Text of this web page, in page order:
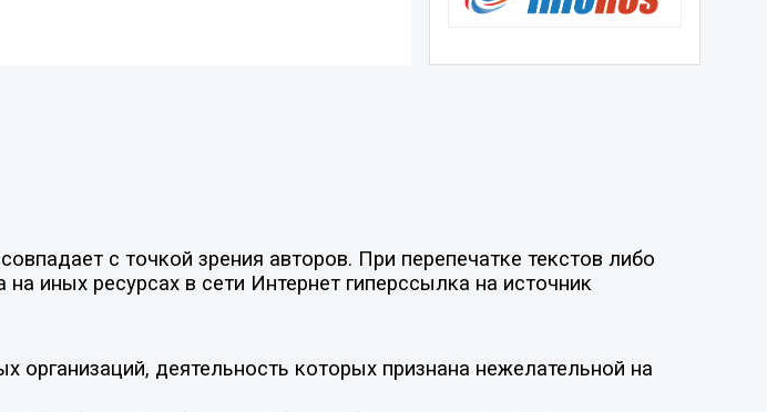
с точкой зрения авторов. При перепечатке текстов либо
иных ресурсах в сети Интернет гиперссылка на источник
деятельность которых признана нежелательной на